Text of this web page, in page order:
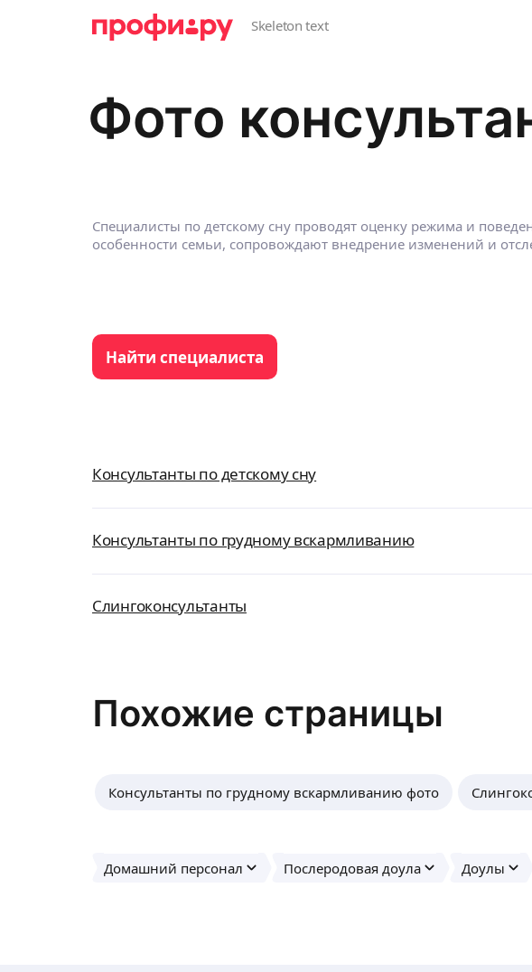
Фото
Специалисты по детскому сну проводят оценку режима и
особенности семьи, сопровождают внедрение изменений и
Найти специалиста
Консультанты по детскому сну
Консультанты по грудному вскармливанию
Слингоконсультанты
Похожие страницы
Консультанты по грудному вскармливанию фото
Домашний персонал Послеродовая доула Доулы